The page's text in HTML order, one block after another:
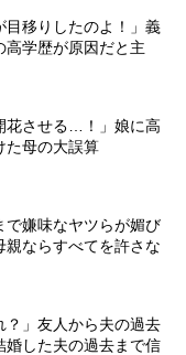
目移りしたのよ！」義
学歴が原因だと主
花させる…！」娘に高
た母の大誤算
嫌味なヤツらが媚び
ならすべてを許さな
？」友人から夫の過去
した夫の過去まで信